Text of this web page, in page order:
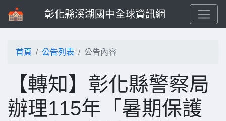
彰化縣溪湖國中全球資訊網
首頁 公告列表 公告內容
【轉知】彰化縣警察局
辦理115年「暑期保護